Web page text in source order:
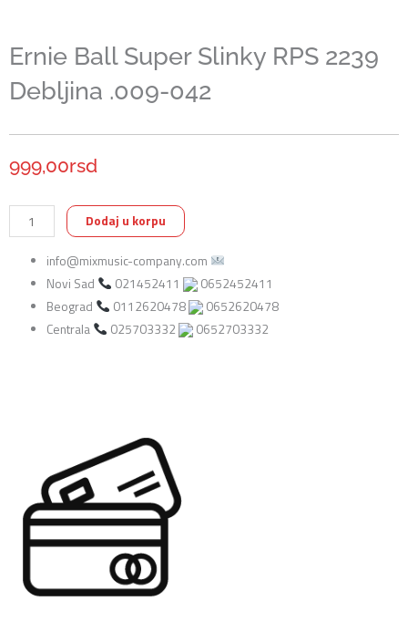
Ernie Ball Super Slinky RPS 2239
Debljina .009-042
999,00rsd
Ernie
Ball
Super
Slinky
2239
Dodaj u korpu
info@mixmusic-company.com
Novi Sad
021452411
0652452411
Beograd
0112620478
0652620478
Centrala
025703332 0652703332